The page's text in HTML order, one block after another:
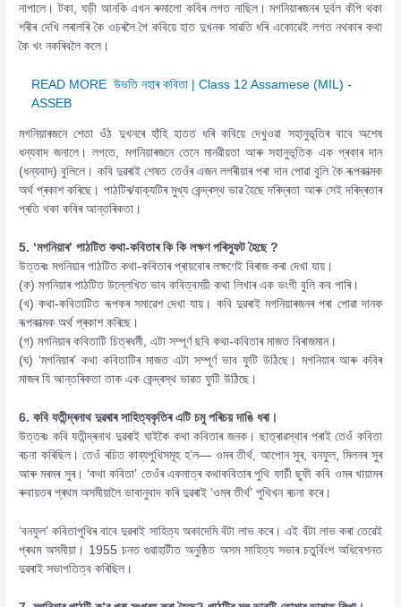
নাপালে। টকা, ঘড়ী আনকি এখন ৰুমালো কবিৰ লগত নাছিল। মগনিয়াৰজনৰ দুৰ্বল কঁপি থকা
শৰীৰ দেখি লৰালৰি কৈ ওচৰলৈ গৈ কবিয়ে হাত দুখনক সাৱতি ধৰি একোৱেই লগত নথকাৰ কথা
কৈ খং নকৰিবলৈ কলে।
READ MORE উভতি নহাৰ কবিতা | Class 12 Assamese (MIL) -
ASSEB
মগনিয়াৰজনে শেতা ওঁঠ দুখনৰে হাঁহি হাতত ধৰি কবিয়ে দেখুওৱা সহানুভূতিৰ বাবে অশেষ
ধন্যবাদ জনালে। লগতে, মগনিয়াৰজনে তেনে মানৱীয়তা আৰু সহানুভূতিক এক প্ৰকাৰ দান
(ধন্যবাদ) বুলিলে। কবি দুৱৰাই শেষত তেওঁৰ এজন লগৰীয়াৰ পৰা দান পোৱা বুলি কৈ ৰূপকাত্মক
অৰ্থ প্ৰকাশ কৰিছে। পাঠটিৰ/বাক্যটিৰ মুখ্য কেন্দ্ৰস্থ ভাৱ হৈছে দৰিদ্ৰতা আৰু সেই দৰিদ্ৰতাৰ
প্ৰতি থকা কবিৰ আন্তৰিকতা।
5. ‘মগনিয়াৰ’ পাঠটিত কথা-কবিতাৰ কি কি লক্ষণ পৰিস্ফুট হৈছে ?
উত্তৰঃ মগনিয়াৰ পাঠটিত কথা-কবিতাৰ প্ৰায়বোৰ লক্ষণেই বিৰাজ কৰা দেখা যায়।
(ক) মগনিয়াৰ পাঠটিত উল্লেখিত ভাব কবিত্বময়ী কথা লিখাৰ এক ভংগী বুলি কব পাৰি।
(খ) কথা-কবিতাটিত ৰূপকৰ সমাৱেশ দেখা যায়। কবি দুৱৰাই মগনিয়াৰজনৰ পৰা পোৱা দানক
ৰূপকাত্মক অৰ্থ প্ৰকাশ কৰিছে।
(গ) মগনিয়াৰ কবিতাটি চিত্ৰধৰ্মী, এটা সম্পূৰ্ণ ছবি কথা-কবিতাৰ মাজত বিৰাজমান।
(ঘ) ‘মগনিয়াৰ’ কথা কবিতাটিৰ মাজত এটা সম্পূৰ্ণ ভাব ফুটি উঠিছে। মগনিয়াৰ আৰু কবিৰ
মাজৰ যি আন্তৰিকতা তাক এক কেন্দ্ৰস্থ ভাৱত ফুটি উঠিছে।
6. কবি যতীন্দ্ৰনাথ দুৱৰাৰ সাহিত্যকৃতিৰ এটি চমু পৰিচয় দাঙি ধৰা।
উত্তৰঃ কবি যতীন্দ্ৰনাথ দুৱৰাই ঘাইকৈ কথা কবিতাৰ জনক। ছাত্ৰাৱস্থাৰ পৰাই তেওঁ কবিতা
ৰচনা কৰিছিল। তেওঁ ৰচিত কাব্যপুথিসমূহ হ’ল— ওমৰ তীৰ্থ, আপোন সুৰ, বনফুল, মিলনৰ সুৰ
আৰু মৰমৰ সুৰ। ‘কথা কবিতা’ তেওঁৰ একমাত্ৰ কথাকবিতাৰ পুথি ফাৰ্চী ছুফী কবি ওমৰ খায়ামৰ
ৰুবায়তৰ প্ৰথম অসমীয়ালৈ ভাবানুবাদ কৰি দুৱৰাই ‘ওমৰ তীৰ্থ’ পুথিখন ৰচনা কৰে।
‘বনফুল’ কবিতাপুথিৰ বাবে দুৱৰাই সাহিত্য অকাদেমি বঁটা লাভ কৰে। এই বঁটা লাভ কৰা তেৱেই
প্ৰথম অসমীয়া। 1955 চনত গুৱাহাটীত অনুষ্ঠিত অসম সাহিত্য সভাৰ চতুৰ্বিংশ অধিবেশনত
দুৱৰাই সভাপতিত্ব কৰিছিল।